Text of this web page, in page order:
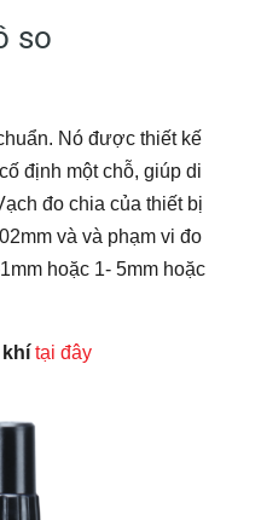
so
Nó được thiết kế
định một chỗ, giúp di
đo chia của thiết bị
và và phạm vi đo
hoặc 1- 5mm hoặc
tại đây